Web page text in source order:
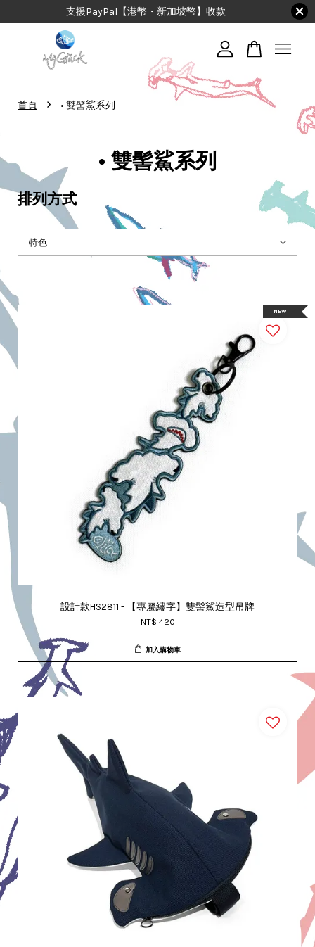
支援PayPal【港幣・新加坡幣】收款
首頁 › • 雙髻鯊系列
• 雙髻鯊系列
排列方式
NEW
設計款HS2811 - 【專屬繡字】雙髻鯊造型吊牌
NT$ 420
加入購物車
您的購物車目前還是空的。